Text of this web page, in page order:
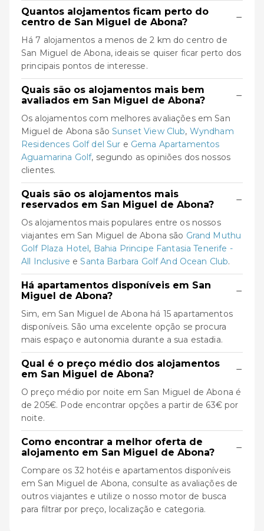
Quantos alojamentos ficam perto do
centro de San Miguel de Abona?
−
Há 7 alojamentos a menos de 2 km do centro de
San Miguel de Abona, ideais se quiser ficar perto dos
principais pontos de interesse.
Quais são os alojamentos mais bem
avaliados em San Miguel de Abona?
−
Os alojamentos com melhores avaliações em San
Miguel de Abona sãoSunset View Club, Wyndham
Residences Golf del Sur e Gema Apartamentos
Aguamarina Golf, segundo as opiniões dos nossos
clientes.
Quais são os alojamentos mais
reservados em San Miguel de Abona?
−
Os alojamentos mais populares entre os nossos
viajantes em San Miguel de Abona são Grand Muthu
Golf Plaza Hotel, Bahia Principe Fantasia Tenerife -
All Inclusive eSanta Barbara Golf And Ocean Club.
Há apartamentos disponíveis em San
Miguel de Abona?
−
Sim, em San Miguel de Abona há 15 apartamentos
disponíveis. São uma excelente opção se procura
mais espaço e autonomia durante a sua estadia.
Qual é o preço médio dos alojamentos
em San Miguel de Abona?
−
O preço médio por noite em San Miguel de Abona é
de 205€. Pode encontrar opções a partir de 63€ por
noite.
Como encontrar a melhor oferta de
alojamento em San Miguel de Abona?
−
Compare os 32 hotéis e apartamentos disponíveis
em San Miguel de Abona, consulte as avaliações de
outros viajantes e utilize o nosso motor de busca
para filtrar por preço, localização e categoria.